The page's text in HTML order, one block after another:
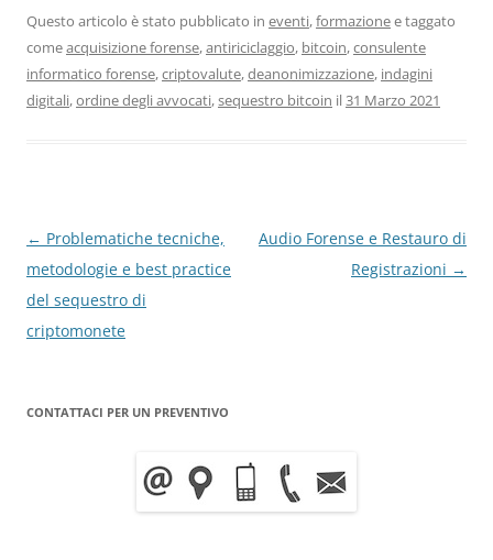
Questo articolo è stato pubblicato in eventi,formazionee taggato
comeacquisizione forense,antiriciclaggio, bitcoin,consulente
informatico forense,criptovalute,deanonimizzazione, indagini
digitali,ordine degli avvocati,sequestro bitcoin il31 Marzo 2021
Navigazione
articolo
← Problematiche tecniche,
metodologie e best practice
del sequestro di
criptomonete
Audio Forense e Restauro di
Registrazioni →
CONTATTACI PER UN PREVENTIVO